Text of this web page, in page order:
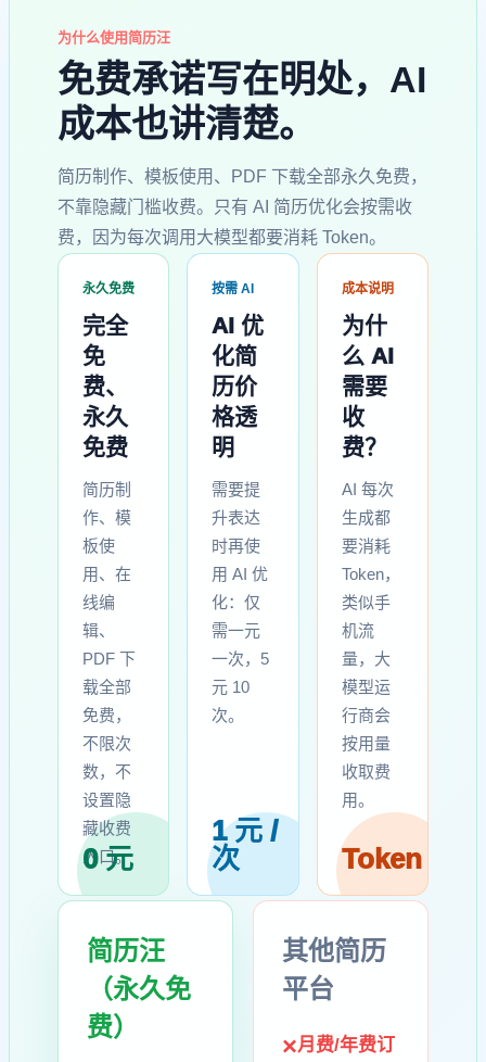
为什么使用简历汪
免费承诺写在明处，AI
成本也讲清楚。
简历制作、模板使用、PDF 下载全部永久免费，
不靠隐藏门槛收费。只有 AI 简历优化会按需收
费，因为每次调用大模型都要消耗 Token。
永久免费
完全
免
费、
永久
免费
简历制
作、模
板使
用、在
线编
辑、
PDF 下
载全部
免费，
不限次
数，不
设置隐
藏收费
入口。
0 元
按需 AI
AI 优
化简
历价
格透
明
需要提
升表达
时再使
用 AI 优
化：仅
需一元
一次，5
元 10
次。
1 元 /
次
成本说明
为什
么 AI
需要
收
费？
AI 每次
生成都
要消耗
Token，
类似手
机流
量，大
模型运
行商会
按用量
收取费
用。
Token
简历汪
（永久免
费）
其他简历
平台
×月费/年费订